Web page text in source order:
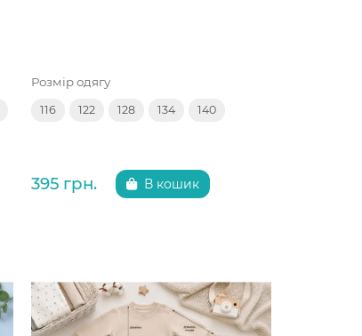
Розмір одягу
116 122 128 134 140
395 грн. В кошик